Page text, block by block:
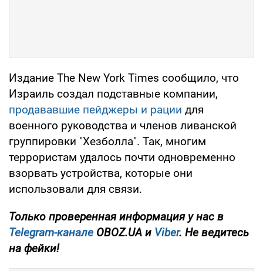
Издание The New York Times сообщило, что
Израиль создал подставные компании,
продававшие пейджеры и рации для
военного руководства и членов ливанской
группировки "Хезболла". Так, многим
террористам удалось почти одновременно
взорвать устройства, которые они
использовали для связи.
Только проверенная информация у нас в
Telegram-канале OBOZ.UA и Viber. Не ведитесь
на фейки!